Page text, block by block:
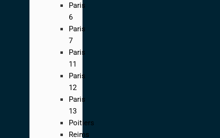
Paris
6
Paris
7
Paris
11
Paris
12
Paris
13
Poitiers
Reims